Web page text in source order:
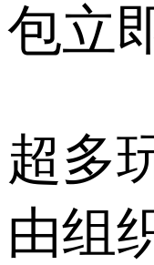
包立
超多
由组